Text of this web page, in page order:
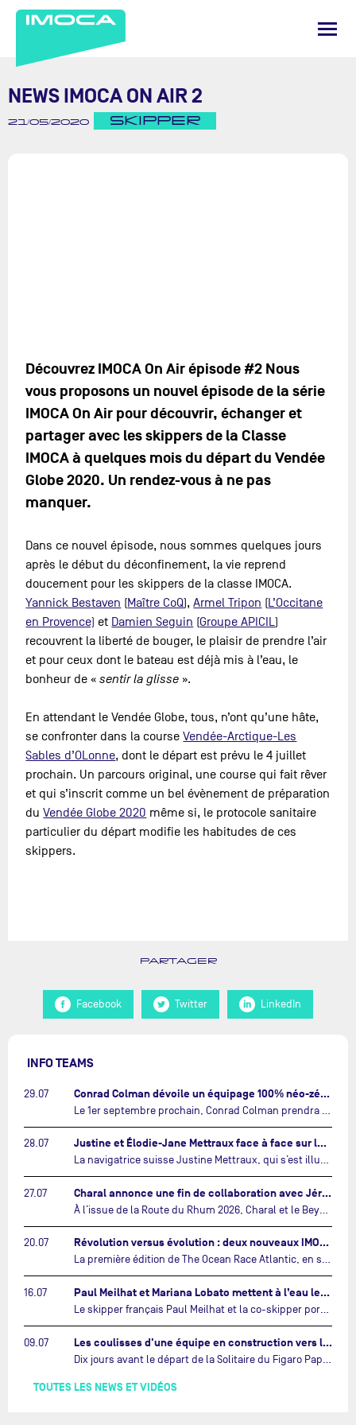
NEWS IMOCA ON AIR 2
21/05/2020 SKIPPER
Découvrez IMOCA On Air épisode #2 Nous
vous proposons un nouvel épisode de la série
IMOCA On Air pour découvrir, échanger et
partager avec les skippers de la Classe
IMOCA à quelques mois du départ du Vendée
Globe 2020. Un rendez-vous à ne pas
manquer.
Dans ce nouvel épisode, nous sommes quelques jours
après le début du déconfinement, la vie reprend
doucement pour les skippers de la classe IMOCA.
Yannick Bestaven (Maître CoQ),Armel Tripon (L’Occitane
en Provence) et Damien Seguin (Groupe APICIL)
recouvrent la liberté de bouger, le plaisir de prendre l’air
et pour ceux dont le bateau est déjà mis à l’eau, le
bonheur de «sentir la glisse ».
En attendant le Vendée Globe, tous, n’ont qu’une hâte,
se confronter dans la courseVendée-Arctique-Les
Sables d’OLonne, dont le départ est prévu le 4 juillet
prochain. Un parcours original, une course qui fait rêver
et qui s’inscrit comme un bel évènement de préparation
duVendée Globe 2020 même si, le protocole sanitaire
particulier du départ modifie les habitudes de ces
skippers.
PARTAGER
Facebook Twitter LinkedIn
INFO TEAMS
29.07 Conrad Colman dévoile un équipage 100% néo-zélandais tourné vers l'avenir…
28.07 Justine et Élodie-Jane Mettraux face à face sur la transatlantique The Ocean Race Atlantic…
La navigatrice suisse Justine Mettraux, qui s’est illustrée comme la femme la plus rapide du Vendée Globe et qui fait actuellement construire un nouvel IMOCA pour l'édition 2028, sera cette année au départ de la première édition de The Ocean Race Atlantic.…
27.07 Charal annonce une fin de collaboration avec Jérémie Beyou et le Beyou Racing après la Route du Rhum…
À l’issue de la Route du Rhum 2026, Charal et le Beyou Racing mettront fin à leur collaboration. Il a été décidé de manière concertée, après dix ans d’une collaboration riche et performante, d’ouvrir une nouvelle ère pour le projet du Charal Sailing Team.…
20.07 Révolution versus évolution : deux nouveaux IMOCA très différents se préparent pour The Ocean Race Atlantic…
La première édition de The Ocean Race Atlantic, en septembre prochain, verra s'affronter pour la première fois deux exemples des toutes dernières tendances en matière de conception d’IMOCA.…
16.07 Paul Meilhat et Mariana Lobato mettent à l’eau leur bateau et lancent leur nouvelle campagne « United by the Ocean »…
Le skipper français Paul Meilhat et la co-skipper portugaise Mariana Lobato mettent à l’eau aujourd’hui à Lorient leur IMOCA à bord duquel ils participeront à The Ocean Race Atlantic (septembre 2026) puis à The Ocean Race, le tour du monde en équipage (janvier 2027).…
09.07 Les coulisses d'une équipe en construction vers le Vendée Globe…
TOUTES LES NEWS ET VIDÉOS